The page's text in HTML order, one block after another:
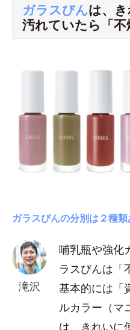
ガラスびんは、き
汚れていたら「不
ガラスびんの分別は２種類
滝沢
哺乳瓶や強化
ラスびんは「
基本的には「
ルカラー（マ
は、きれいに